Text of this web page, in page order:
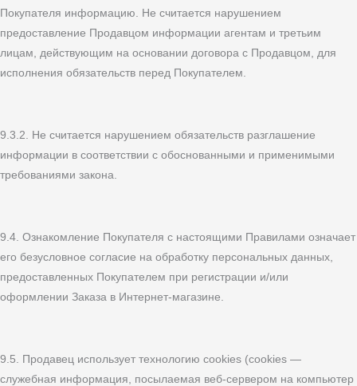
Покупателя информацию. Не считается нарушением
предоставление Продавцом информации агентам и третьим
лицам, действующим на основании договора с Продавцом, для
исполнения обязательств перед Покупателем.
9.3.2. Не считается нарушением обязательств разглашение
информации в соответствии с обоснованными и применимыми
требованиями закона.
9.4. Ознакомление Покупателя с настоящими Правилами означает
его безусловное согласие на обработку персональных данных,
предоставленных Покупателем при регистрации и/или
оформлении Заказа в Интернет-магазине.
9.5. Продавец использует технологию cookies (cookies —
служебная информация, посылаемая веб-сервером на компьютер